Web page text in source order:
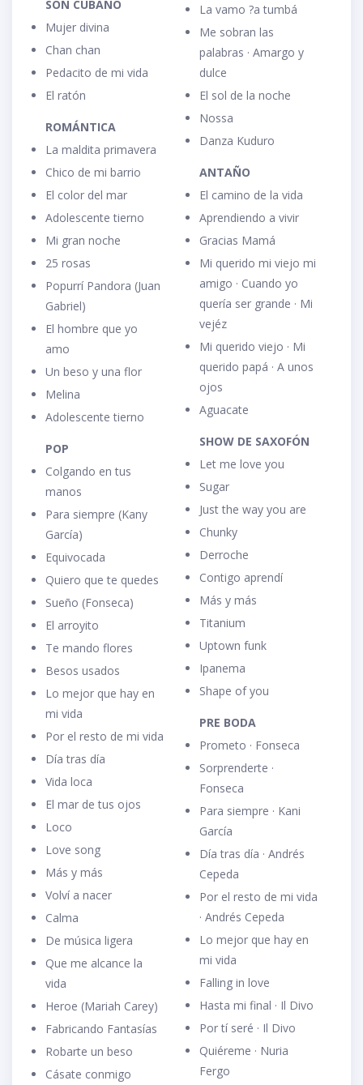
SON CUBANO
Mujer divina
Chan chan
Pedacito de mi vida
El ratón
ROMÁNTICA
La maldita primavera
Chico de mi barrio
El color del mar
Adolescente tierno
Mi gran noche
25 rosas
Popurrí Pandora (Juan
Gabriel)
El hombre que yo
amo
Un beso y una flor
Melina
Adolescente tierno
POP
Colgando en tus
manos
Para siempre (Kany
García)
Equivocada
Quiero que te quedes
Sueño (Fonseca)
El arroyito
Te mando flores
Besos usados
Lo mejor que hay en
mi vida
Por el resto de mi vida
Día tras día
Vida loca
El mar de tus ojos
Loco
Love song
Más y más
Volví a nacer
Calma
De música ligera
Que me alcance la
vida
Heroe (Mariah Carey)
Fabricando Fantasías
Robarte un beso
Cásate conmigo
La vamo ?a tumbá
Me sobran las
palabras · Amargo y
dulce
El sol de la noche
Nossa
Danza Kuduro
ANTAÑO
El camino de la vida
Aprendiendo a vivir
Gracias Mamá
Mi querido mi viejo mi
amigo · Cuando yo
quería ser grande · Mi
vejéz
Mi querido viejo · Mi
querido papá · A unos
ojos
Aguacate
SHOW DE SAXOFÓN
Let me love you
Sugar
Just the way you are
Chunky
Derroche
Contigo aprendí
Más y más
Titanium
Uptown funk
Ipanema
Shape of you
PRE BODA
Prometo · Fonseca
Sorprenderte ·
Fonseca
Para siempre · Kani
García
Día tras día · Andrés
Cepeda
Por el resto de mi vida
· Andrés Cepeda
Lo mejor que hay en
mi vida
Falling in love
Hasta mi final · Il Divo
Por tí seré · Il Divo
Quiéreme · Nuria
Fergo